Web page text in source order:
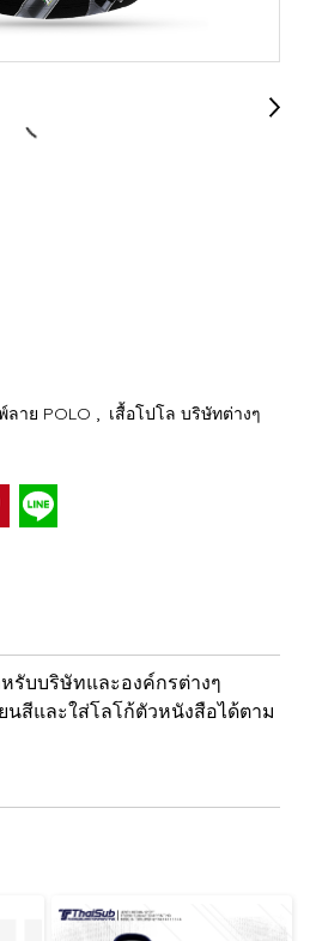
ลาย POLO , เสื้อโปโล บริษัทต่างๆ
รับบริษัทและองค์กรต่างๆ
นสีและใส่โลโก้ตัวหนังสือได้ตาม